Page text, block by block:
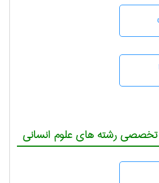
رشته های علوم انسانی